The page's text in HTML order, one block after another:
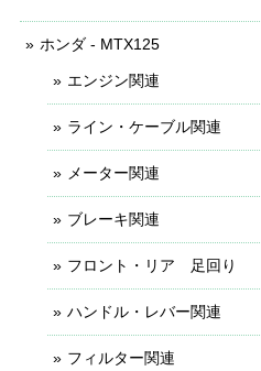
ホンダ - MTX125
エンジン関連
ライン・ケーブル関連
メーター関連
ブレーキ関連
フロント・リア 足回り
ハンドル・レバー関連
フィルター関連